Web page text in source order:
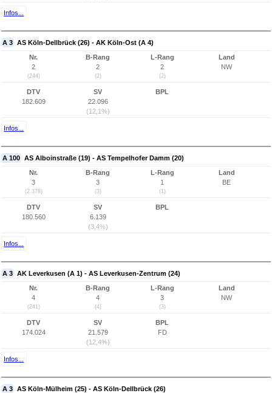
Infos...
A 3 AS Köln-Dellbrück (26) - AK Köln-Ost (A 4)
Nr.
2
(244)
B-Rang
2
(2)
L-Rang
2
(2)
Land
NW
DTV
182.609
SV
22.096
(12,1%)
BPL
Infos...
A 100 AS Alboinstraße (19) - AS Tempelhofer Damm (20)
Nr.
3
(2.378)
B-Rang
3
(3)
L-Rang
1
(1)
Land
BE
DTV
180.560
SV
6.139
(3,4%)
BPL
Infos...
A 3 AK Leverkusen (A 1) - AS Leverkusen-Zentrum (24)
Nr.
4
(241)
B-Rang
4
(4)
L-Rang
3
(3)
Land
NW
DTV
174.024
SV
21.579
(12,4%)
BPL
FD
Infos...
A 3 AS Köln-Mülheim (25) - AS Köln-Dellbrück (26)